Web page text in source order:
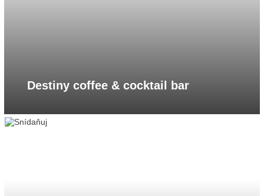
Destiny coffee & cocktail bar